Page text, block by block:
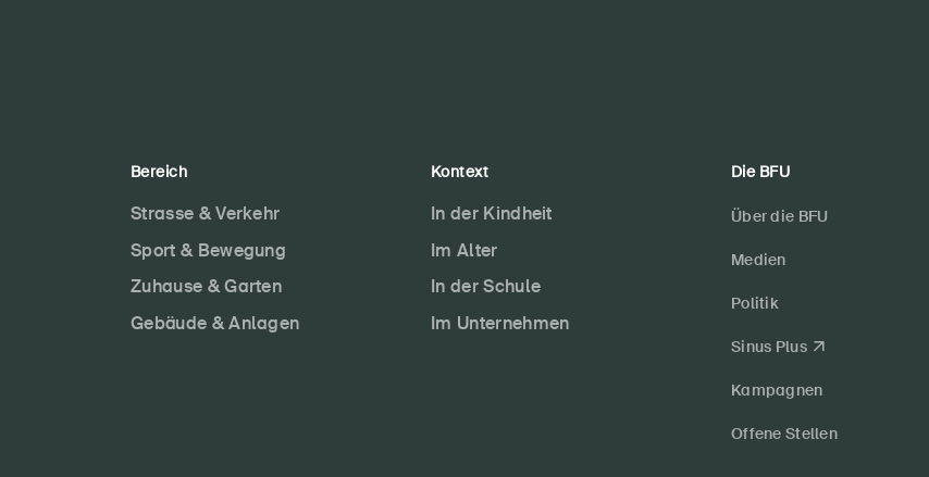
Bereich
Strasse & Verkehr
Sport & Bewegung
Zuhause & Garten
Gebäude & Anlagen
Kontext
In der Kindheit
Im Alter
In der Schule
Im Unternehmen
Die BFU
Über die BFU
Medien
Politik
Sinus Plus
Kampagnen
Offene Stellen